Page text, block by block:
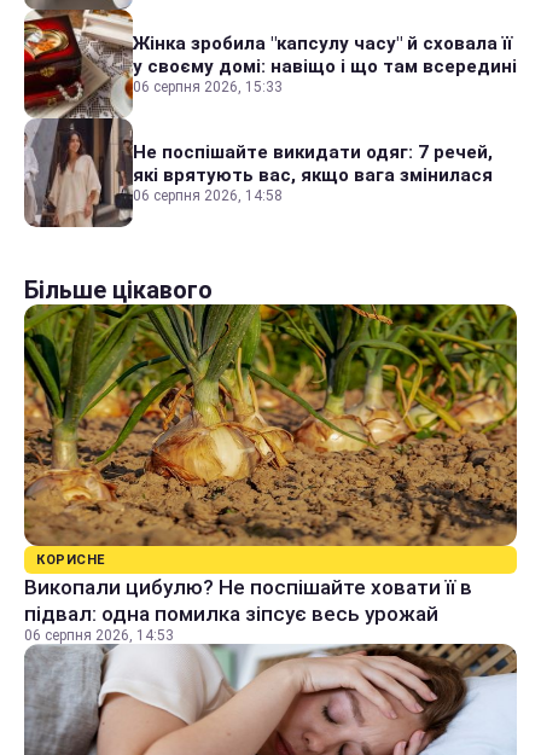
Жінка зробила "капсулу часу" й сховала її
у своєму домі: навіщо і що там всередині
06 серпня 2026, 15:33
Не поспішайте викидати одяг: 7 речей,
які врятують вас, якщо вага змінилася
06 серпня 2026, 14:58
Більше цікавого
КОРИСНЕ
Викопали цибулю? Не поспішайте ховати її в
підвал: одна помилка зіпсує весь урожай
06 серпня 2026, 14:53